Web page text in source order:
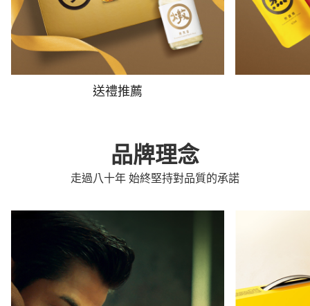
送禮推薦
品牌理念
走過八十年 始終堅持對品質的承諾